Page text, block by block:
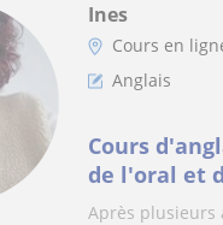
Ines
Cours en
Anglais
Cours
de l'oral et
niveau C1
Après plusieurs